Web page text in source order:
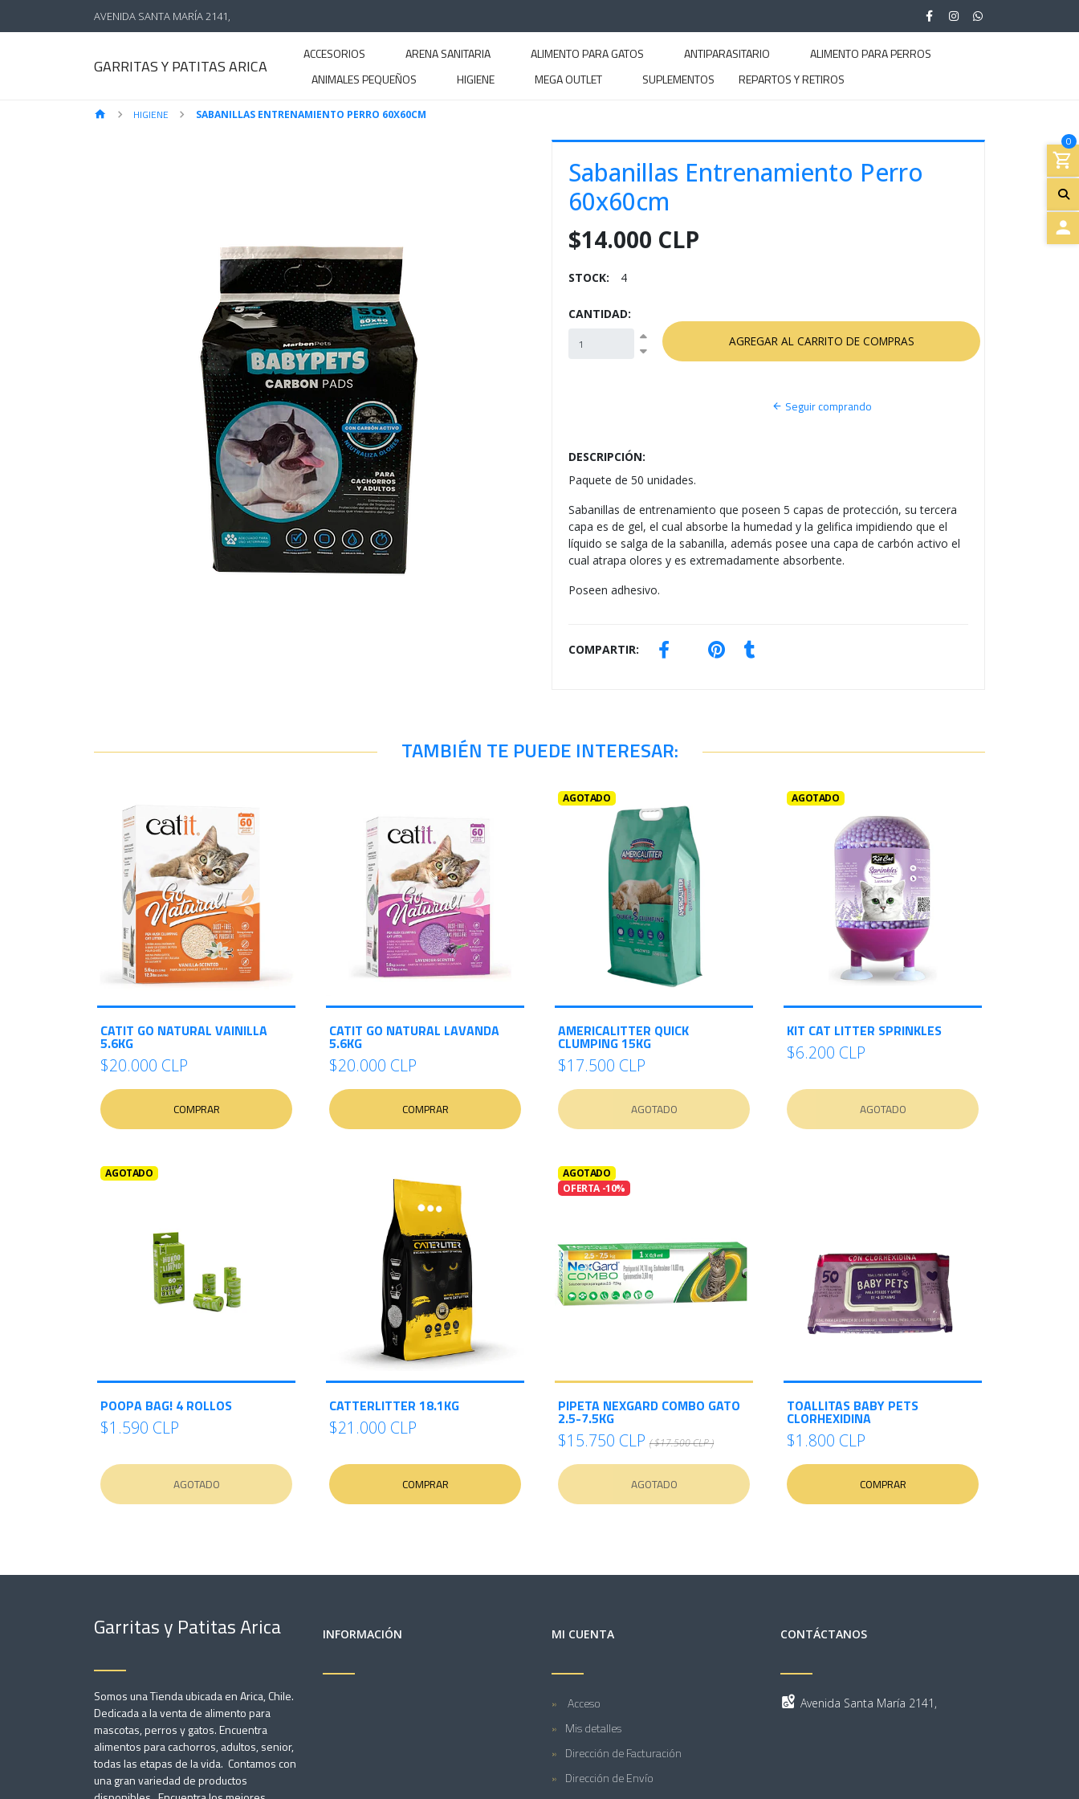
AVENIDA SANTA MARÍA 2141,
GARRITAS Y PATITAS ARICA
ACCESORIOS ARENA SANITARIA ALIMENTO PARA GATOS ANTIPARASITARIO
ALIMENTO PARA PERROS
ANIMALES PEQUEÑOS
HIGIENE MEGA OUTLET SUPLEMENTOS REPARTOS Y RETIROS
0
HIGIENE SABANILLAS ENTRENAMIENTO PERRO 60X60CM
Sabanillas Entrenamiento Perro
60x60cm
$14.000 CLP
STOCK: 4
CANTIDAD:
Seguir comprando
DESCRIPCIÓN:
Paquete de 50 unidades.
Sabanillas de entrenamiento que poseen 5 capas de protección, su tercera
capa es de gel, el cual absorbe la humedad y la gelifica impidiendo que el
líquido se salga de la sabanilla, además posee una capa de carbón activo el
cual atrapa olores y es extremadamente absorbente.
Poseen adhesivo.
COMPARTIR:
TAMBIÉN TE PUEDE INTERESAR:
CATIT GO NATURAL VAINILLA
5.6KG
$20.000 CLP
COMPRAR
CATIT GO NATURAL LAVANDA
5.6KG
$20.000 CLP
COMPRAR
AGOTADO
AMERICALITTER QUICK
CLUMPING 15KG
$17.500 CLP
AGOTADO
AGOTADO
KIT CAT LITTER SPRINKLES
$6.200 CLP
AGOTADO
AGOTADO
POOPA BAG! 4 ROLLOS
$1.590 CLP
AGOTADO
CATTERLITTER 18.1KG
$21.000 CLP
COMPRAR
AGOTADO
OFERTA -10%
PIPETA NEXGARD COMBO GATO
2.5-7.5KG
$15.750 CLP ( $17.500 CLP )
AGOTADO
TOALLITAS BABY PETS
CLORHEXIDINA
$1.800 CLP
COMPRAR
Garritas y Patitas Arica
Somos una Tienda ubicada en Arica, Chile.
Dedicada a la venta de alimento para
mascotas, perros y gatos. Encuentra
alimentos para cachorros, adultos, senior,
todas las etapas de la vida. Contamos con
una gran variedad de productos
INFORMACIÓN MI CUENTA
Acceso
Mis detalles
Dirección de Facturación
Dirección de Envío
CONTÁCTANOS
Avenida Santa María 2141,